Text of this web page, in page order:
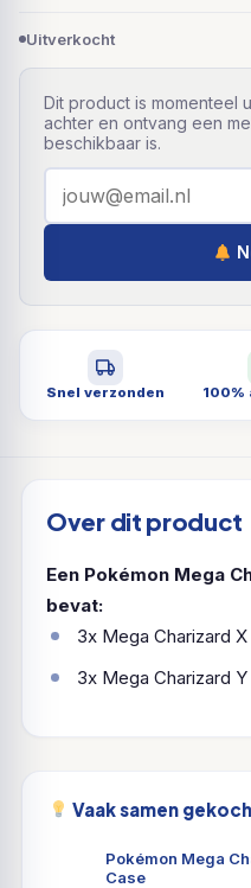
Uitverkocht
Dit product is momenteel
achter en ontvang een
beschikbaar is.
Snel verzonden 100%
Over dit product
Een Pokémon Mega
bevat:
3x Mega Charizard X
3x Mega Charizard Y
Vaak samen
Pokémon Mega
Case